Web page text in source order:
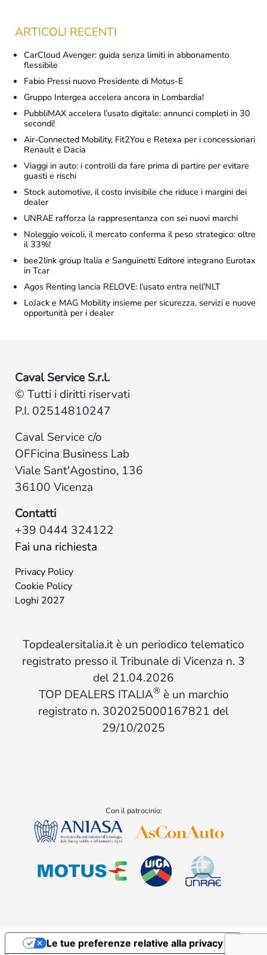
ARTICOLI RECENTI
CarCloud Avenger: guida senza limiti in abbonamento
flessibile
Fabio Pressi nuovo Presidente di Motus-E
Gruppo Intergea accelera ancora in Lombardia!
PubbliMAX accelera l’usato digitale: annunci completi in 30
secondi!
Air-Connected Mobility, Fit2You e Retexa per i concessionari
Renault e Dacia
Viaggi in auto: i controlli da fare prima di partire per evitare
guasti e rischi
Stock automotive, il costo invisibile che riduce i margini dei
dealer
UNRAE rafforza la rappresentanza con sei nuovi marchi
Noleggio veicoli, il mercato conferma il peso strategico: oltre
il 33%!
bee2link group Italia e Sanguinetti Editore integrano Eurotax
in Tcar
Agos Renting lancia RELOVE: l’usato entra nell’NLT
LoJack e MAG Mobility insieme per sicurezza, servizi e nuove
opportunità per i dealer
Caval Service S.r.l.
© Tutti i diritti riservati
P.I. 02514810247
Caval Service c/o
OFFicina Business Lab
Viale Sant'Agostino, 136
36100 Vicenza
Contatti
+39 0444 324122
Fai una richiesta
Privacy Policy
Cookie Policy
Loghi 2027
Topdealersitalia.it è un periodico telematico
registrato presso il Tribunale di Vicenza n. 3
del 21.04.2026
TOP DEALERS ITALIA® è un marchio
registrato n. 302025000167821 del
29/10/2025
Con il patrocinio:
Le tue preferenze relative alla privacy